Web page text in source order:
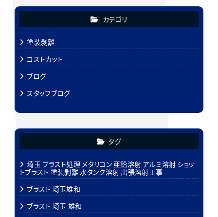
カテゴリ
塗装剥離
コストカット
ブログ
スタッフブログ
タグ
埼玉 ブラスト処理 メタリコン 亜鉛溶射 アルミ溶射 ショッ
トブラスト 塗装剥離 水タンク溶射 出張溶射工事
ブラスト 埼玉雄和
ブラスト 埼玉 雄和